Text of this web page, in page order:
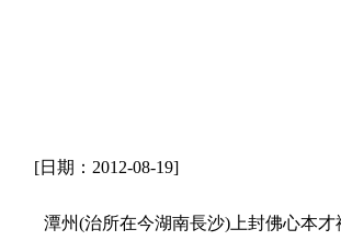
[日期：2012-08-19]
潭州(治所在今湖南長沙)上封佛心本才